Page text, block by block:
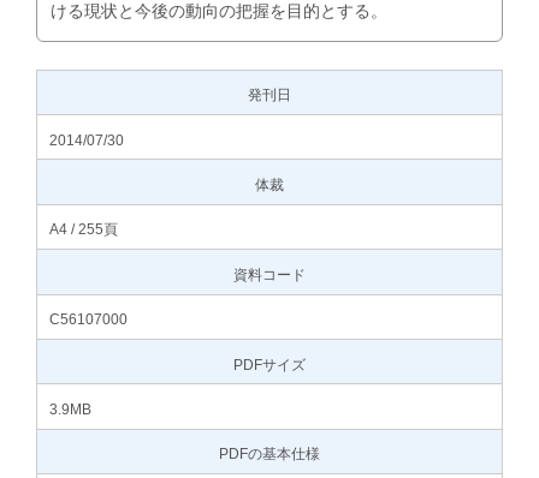
ける現状と今後の動向の把握を目的とする。
発刊日
2014/07/30
体裁
A4 / 255頁
資料コード
C56107000
PDFサイズ
3.9MB
PDFの基本仕様